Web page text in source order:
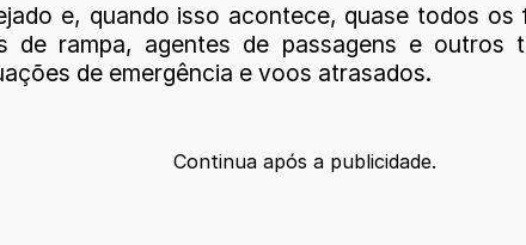
e, quando isso acontece, quase todos
de rampa, agentes de passagens e outros
de emergência e voos atrasados.
Continua após a publicidade.